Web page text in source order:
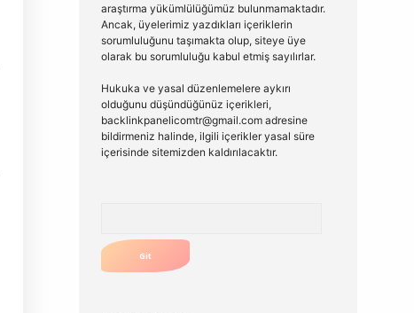
araştırma yükümlülüğümüz bulunmamaktadır.
Ancak, üyelerimiz yazdıkları içeriklerin
sorumluluğunu taşımakta olup, siteye üye
olarak bu sorumluluğu kabul etmiş sayılırlar.
Hukuka ve yasal düzenlemelere aykırı
olduğunu düşündüğünüz içerikleri,
backlinkpanelicomtr@gmail.comadresine
bildirmeniz halinde, ilgili içerikler yasal süre
içerisinde sitemizden kaldırılacaktır.